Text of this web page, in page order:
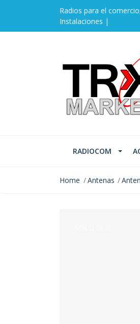
Radios para el
Instalaciones |
RADIOCOM
Home Antenas